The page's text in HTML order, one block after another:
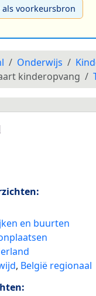
als voorkeursbron
Onderwijs
kinderopvang
en buurten
, België regionaal